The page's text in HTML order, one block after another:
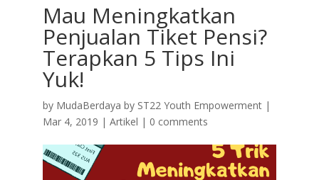
Mau Meningkatkan
Penjualan Tiket Pensi?
Terapkan 5 Tips Ini
Yuk!
by MudaBerdaya by ST22 Youth Empowerment|
Mar 4, 2019 | Artikel | 0 comments